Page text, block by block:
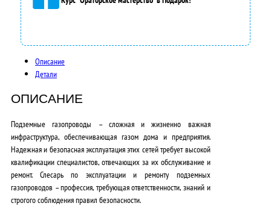
Описание
Детали
ОПИСАНИЕ
Подземные газопроводы – сложная и жизненно важная
инфраструктура, обеспечивающая газом дома и предприятия.
Надежная и безопасная эксплуатация этих сетей требует высокой
квалификации специалистов, отвечающих за их обслуживание и
ремонт. Слесарь по эксплуатации и ремонту подземных
газопроводов – профессия, требующая ответственности, знаний и
строгого соблюдения правил безопасности.